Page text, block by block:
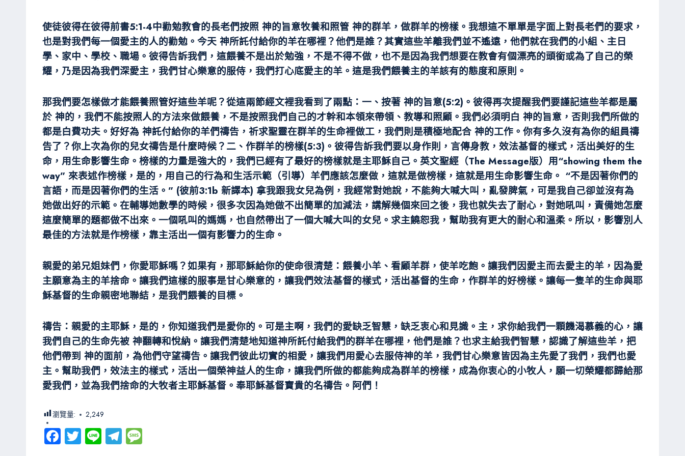
使徒彼得在彼得前書5:1-4中勸勉教會的長老們按照 神的旨意牧養和照管 神的群羊，做群羊的榜樣。我想這不單單是字面上對長老們的要求，
也是對我們每一個愛主的人的勸勉。今天 神所託付給你的羊在哪裡？他們是誰？其實這些羊離我們並不遙遠，他們就在我們的小組、主日
學、家中、學校、職場。彼得告訴我們，這餵養不是出於勉強，不是不得不做，也不是因為我們想要在教會有個漂亮的頭銜或為了自己的榮
耀，乃是因為我們深愛主，我們甘心樂意的服侍，我們打心底愛主的羊。這是我們餵養主的羊該有的態度和原則。
那我們要怎樣做才能餵養照管好這些羊呢？從這兩節經文裡我看到了兩點：一、按著 神的旨意(5:2)。彼得再次提醒我們要謹記這些羊都是屬
於 神的，我們不能按照人的方法來做餵養，不是按照我們自己的才幹和本領來帶領、教導和照顧。我們必須明白 神的旨意，否則我們所做的
都是白費功夫。好好為 神託付給你的羊們禱告，祈求聖靈在群羊的生命裡做工，我們則是積極地配合 神的工作。你有多久沒有為你的組員禱
告了？你上次為你的兒女禱告是什麼時候？二、作群羊的榜樣(5:3)。彼得告訴我們要以身作則，言傳身教，效法基督的樣式，活出美好的生
命，用生命影響生命。榜樣的力量是強大的，我們已經有了最好的榜樣就是主耶穌自己。英文聖經（The Message版）用“showing them the
way” 來表述作榜樣，是的，用自己的行為和生活示範（引導）羊們應該怎麼做，這就是做榜樣，這就是用生命影響生命。 “不是因著你們的
言語，而是因著你們的生活。” (彼前3:1b 新譯本) 拿我跟我女兒為例，我經常對她說，不能夠大喊大叫，亂發脾氣，可是我自己卻並沒有為
她做出好的示範。在輔導她數學的時候，很多次因為她做不出簡單的加減法，講解幾個來回之後，我也就失去了耐心，對她吼叫，責備她怎麼
這麼簡單的題都做不出來。一個吼叫的媽媽，也自然帶出了一個大喊大叫的女兒。求主饒恕我，幫助我有更大的耐心和溫柔。所以，影響別人
最佳的方法就是作榜樣，靠主活出一個有影響力的生命。
親愛的弟兄姐妹們，你愛耶穌嗎？如果有，那耶穌給你的使命很清楚：餵養小羊、看顧羊群，使羊吃飽。讓我們因愛主而去愛主的羊，因為愛
主願意為主的羊捨命。讓我們這樣的服事是甘心樂意的，讓我們效法基督的樣式，活出基督的生命，作群羊的好榜樣。讓每一隻羊的生命與耶
穌基督的生命親密地聯結，是我們餵養的目標。
禱告：親愛的主耶穌，是的，你知道我們是愛你的。可是主啊，我們的愛缺乏智慧，缺乏衷心和見識。主，求你給我們一顆饑渴慕義的心，讓
我們自己的生命先被 神翻轉和悅納。讓我們清楚地知道神所託付給我們的群羊在哪裡，他們是誰？也求主給我們智慧，認識了解這些羊，把
他們帶到 神的面前，為他們守望禱告。讓我們彼此切實的相愛，讓我們用愛心去服侍神的羊，我們甘心樂意皆因為主先愛了我們，我們也愛
主。幫助我們，效法主的樣式，活出一個榮神益人的生命，讓我們所做的都能夠成為群羊的榜樣，成為你衷心的小牧人，願一切榮耀都歸給那
愛我們，並為我們捨命的大牧者主耶穌基督。奉耶穌基督寶貴的名禱告。阿們！
瀏覽量: 2,249
Fa T Li Te